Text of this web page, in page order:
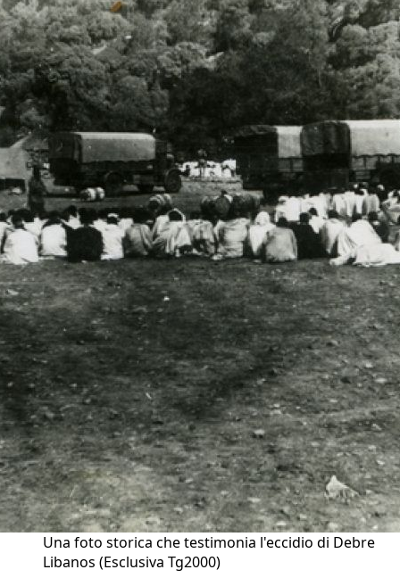
Una foto storica che testimonia l'eccidio di Debre
Libanos (Esclusiva Tg2000)